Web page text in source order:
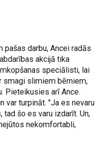
pašas darbu, Ancei radās
akcijā tika
speciālisti, lai
smagi slimiem bērniem,
Pieteikusies arī Ance.
var turpināt. "Ja es nevaru
šo es varu izdarīt. Un,
nekomfortabli,